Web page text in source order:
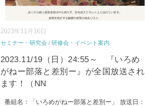
2023年11月16日
セミナー・研究会/ 研修会・イベント案内
2023.11/19（日）24:55～ 『いろめ
がねー部落と差別ー』が全国放送され
ます！（NN
番組名：「いろめがねー部落と差別ー」 放送日：